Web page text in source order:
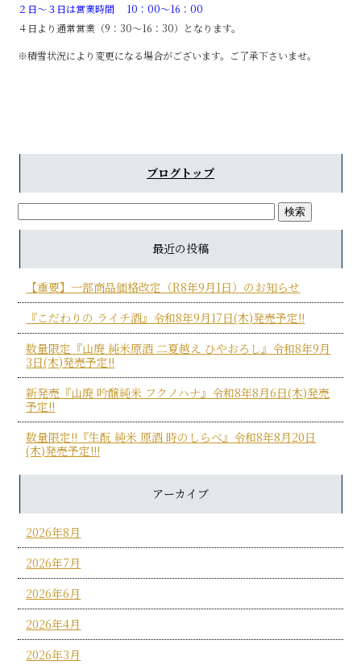
２日～３日は営業時間 10：00～16：00
４日より通常営業（9：30～16：30）となります。
※積雪状況により変更になる場合がございます。ご了承下さいませ。
ブログトップ
最近の投稿
【重要】一部商品価格改定（R8年9月1日）のお知らせ
『こだわりの ライチ酒』令和8年9月17日(木)発売予定!!
数量限定『山廃 純米原酒 二夏越え ひやおろし』令和8年9月
3日(木)発売予定!!
新発売『山廃 吟醸純米 フクノハナ』令和8年8月6日(木)発売
予定!!
数量限定!!『生酛 純米 原酒 時のしらべ』令和8年8月20日
(木)発売予定!!!
アーカイブ
2026年8月
2026年7月
2026年6月
2026年4月
2026年3月